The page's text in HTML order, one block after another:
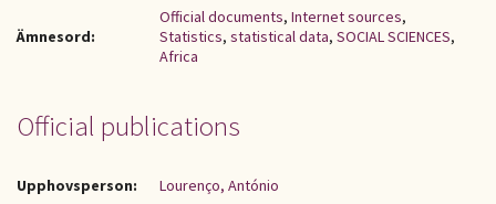
Ämnesord:
Official documents, Internet sources,
Statistics, statistical data, SOCIAL SCIENCES,
Africa
Official publications
Upphovsperson:
Lourenço, António